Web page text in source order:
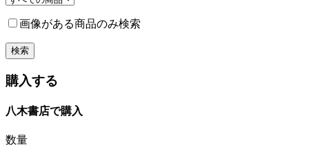
画像がある商品のみ検索
購入する
八木書店で購入
数量